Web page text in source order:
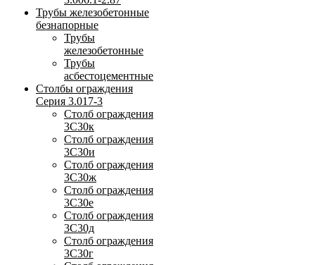
Трубы железобетонные
безнапорные
Трубы
железобетонные
Трубы
асбестоцементные
Столбы ограждения
Серия 3.017-3
Столб ограждения
3С30к
Столб ограждения
3С30и
Столб ограждения
3С30ж
Столб ограждения
3С30е
Столб ограждения
3С30д
Столб ограждения
3С30г